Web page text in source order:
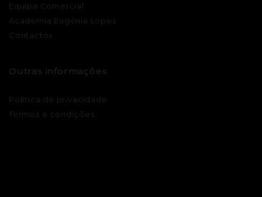
Equipa Comercial
Academia Eugénia Lopes
Contactos
Outras informações
Política de privacidade
Termos e condições